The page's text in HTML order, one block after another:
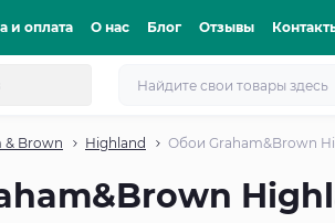
и оплата О нас Блог Отзывы
& Brown Highland Обои Graham&Brown